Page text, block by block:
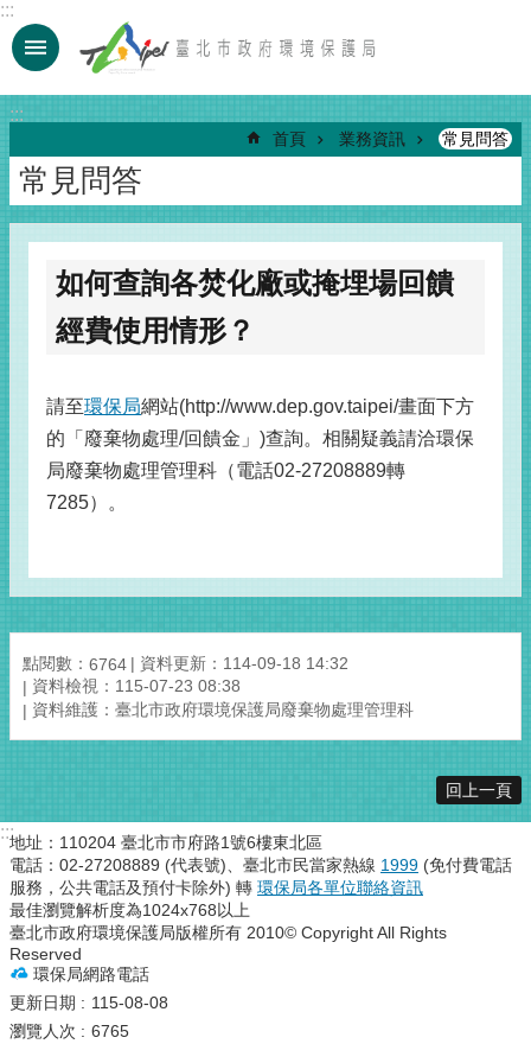
跳到主要內容區塊
:::
:::
首頁 業務資訊 常見問答
常見問答
如何查詢各焚化廠或掩埋場回饋
經費使用情形？
請至環保局網站(http://www.dep.gov.taipei/畫面下方
的「廢棄物處理/回饋金」)查詢。相關疑義請洽環保
局廢棄物處理管理科（電話02-27208889轉
7285）。
點閱數： 6764
資料更新：114-09-18 14:32
資料檢視：115-07-23 08:38
資料維護：臺北市政府環境保護局廢棄物處理管理科
回上一頁
:::地址：110204 臺北市市府路1號6樓東北區
電話：02-27208889 (代表號)、臺北市民當家熱線 1999 (免付費電話
服務，公共電話及預付卡除外) 轉 環保局各單位聯絡資訊
最佳瀏覽解析度為1024x768以上
臺北市政府環境保護局版權所有 2010© Copyright All Rights
Reserved
環保局網路電話
更新日期
115-08-08
瀏覽人次
6765